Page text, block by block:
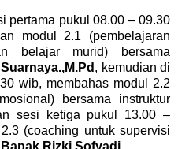
pertama pukul 08.00 – 09.30
modul 2.1 (pembelajaran
belajar murid) bersama
, kemudian di
wib, membahas modul 2.2
bersama instruktur
sesi ketiga pukul 13.00 –
(coaching untuk supervisi